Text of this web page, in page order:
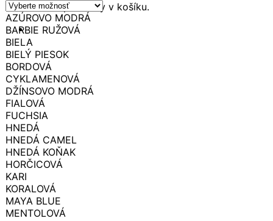
Žiadne produkty v košíku.
AZÚROVO MODRÁ
BARBIE RUŽOVÁ
BIELA
BIELÝ PIESOK
BORDOVÁ
CYKLAMENOVÁ
DŽÍNSOVO MODRÁ
FIALOVÁ
FUCHSIA
HNEDÁ
HNEDÁ CAMEL
HNEDÁ KOŇAK
HORČICOVÁ
KARI
KORALOVÁ
MAYA BLUE
MENTOLOVÁ